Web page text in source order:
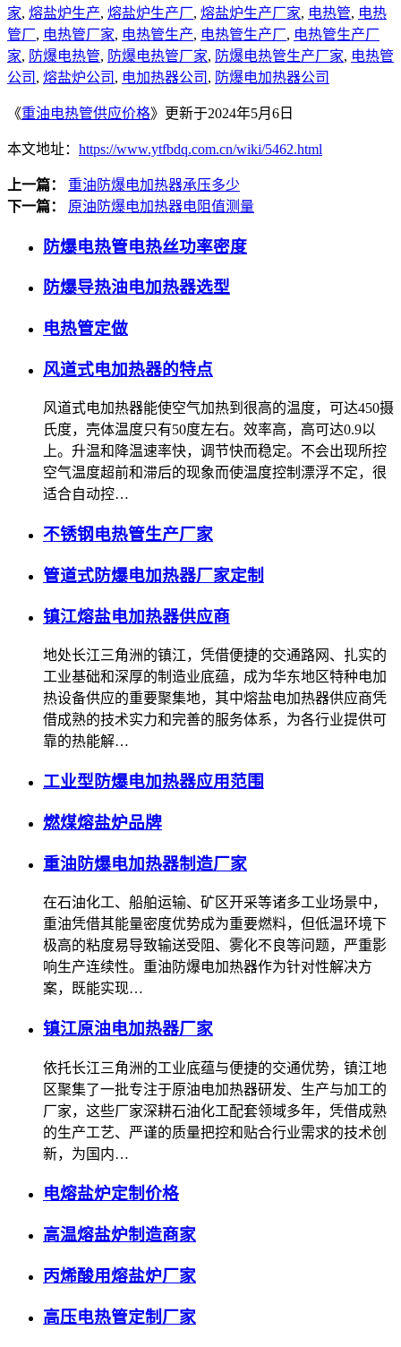
家, 熔盐炉生产, 熔盐炉生产厂, 熔盐炉生产厂家, 电热管, 电热
管厂, 电热管厂家, 电热管生产, 电热管生产厂, 电热管生产厂
家, 防爆电热管, 防爆电热管厂家, 防爆电热管生产厂家, 电热管
公司 , 熔盐炉公司 , 电加热器公司 , 防爆电加热器公司
《重油电热管供应价格》更新于2024年5月6日
本文地址： https://www.ytfbdq.com.cn/wiki/5462.html
上一篇：
重油防爆电加热器承压多少
下一篇：
原油防爆电加热器电阻值测量
防爆电热管电热丝功率密度
防爆导热油电加热器选型
电热管定做
风道式电加热器的特点
风道式电加热器能使空气加热到很高的温度，可达450摄
氏度，壳体温度只有50度左右。效率高，高可达0.9以
上。升温和降温速率快，调节快而稳定。不会出现所控
空气温度超前和滞后的现象而使温度控制漂浮不定，很
适合自动控…
不锈钢电热管生产厂家
管道式防爆电加热器厂家定制
镇江熔盐电加热器供应商
地处长江三角洲的镇江，凭借便捷的交通路网、扎实的
工业基础和深厚的制造业底蕴，成为华东地区特种电加
热设备供应的重要聚集地，其中熔盐电加热器供应商凭
借成熟的技术实力和完善的服务体系，为各行业提供可
靠的热能解…
工业型防爆电加热器应用范围
燃煤熔盐炉品牌
重油防爆电加热器制造厂家
在石油化工、船舶运输、矿区开采等诸多工业场景中，
重油凭借其能量密度优势成为重要燃料，但低温环境下
极高的粘度易导致输送受阻、雾化不良等问题，严重影
响生产连续性。重油防爆电加热器作为针对性解决方
案，既能实现…
镇江原油电加热器厂家
依托长江三角洲的工业底蕴与便捷的交通优势，镇江地
区聚集了一批专注于原油电加热器研发、生产与加工的
厂家，这些厂家深耕石油化工配套领域多年，凭借成熟
的生产工艺、严谨的质量把控和贴合行业需求的技术创
新，为国内…
电熔盐炉定制价格
高温熔盐炉制造商家
丙烯酸用熔盐炉厂家
高压电热管定制厂家